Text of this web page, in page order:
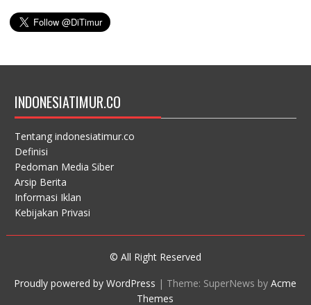
INDONESIATIMUR.CO
Tentang indonesiatimur.co
Definisi
Pedoman Media Siber
Arsip Berita
Informasi Iklan
Kebijakan Privasi
© All Right Reserved
Proudly powered by WordPress | Theme: SuperNews byAcme
Themes